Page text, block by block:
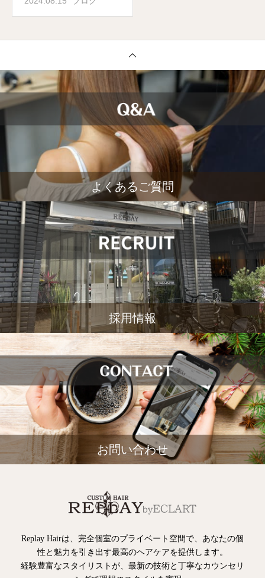
よくあるご質問
採用情報
お問い合わせ
Replay Hairは、完全個室のプライベート空間で、あなたの個
性と魅力を引き出す最高のヘアケアを提供します。
経験豊富なスタイリストが、最新の技術と丁寧なカウンセリ